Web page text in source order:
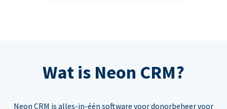
Wat is Neon CRM?
Neon CRM is alles-in-één software voor donorbeheer voor